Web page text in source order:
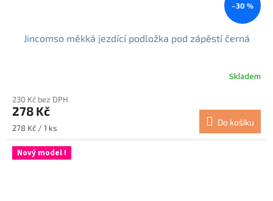
–30 %
Jincomso měkká jezdící podložka pod zápěstí černá
Skladem
230 Kč bez DPH
278 Kč
Měrná
cena:
278 Kč / 1 ks
Do košíku
Nový model !